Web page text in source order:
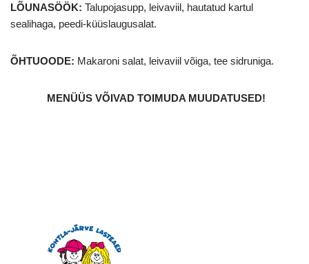
LÕUNASÖÖK: Talupojasupp, leivaviil, hautatud kartul
sealihaga, peedi-küüslaugusalat.
ÕHTUOODE: Makaroni salat, leivaviil võiga, tee sidruniga.
MENÜÜS VÕIVAD TOIMUDA MUUDATUSED!